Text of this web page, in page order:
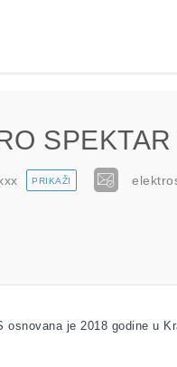
PRIKAŽI
osnovana je 2018 godine u